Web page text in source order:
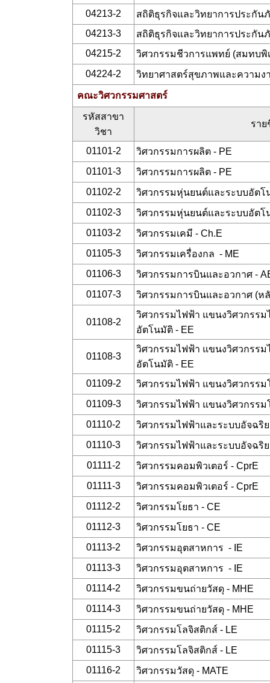
04213-2
สถิติธุรกิจและวิทยาการประกัน
04213-3
สถิติธุรกิจและวิทยาการประกัน
04215-2
วิศวกรรมชีวการแพทย์ (สมทบพิ
04224-2
วิทยาศาสตร์สุขภาพและความง
คณะวิศวกรรมศาสตร์
รหัสสาขา
วิชา
รา
01101-2
วิศวกรรมการผลิต - PE
01101-3
วิศวกรรมการผลิต - PE
01102-2
วิศวกรรมหุ่นยนต์และระบบอัตโ
01102-3
วิศวกรรมหุ่นยนต์และระบบอัตโ
01103-2
วิศวกรรมเคมี - Ch.E
01105-3
วิศวกรรมเครื่องกล - ME
01106-3
วิศวกรรมการบินและอวกาศ -
01107-3
วิศวกรรมการบินและอวกาศ (ห
01108-2
วิศวกรรมไฟฟ้า แขนงวิศวกรร
อัตโนมัติ - EE
01108-3
วิศวกรรมไฟฟ้า แขนงวิศวกรร
อัตโนมัติ - EE
01109-2
วิศวกรรมไฟฟ้า แขนงวิศวกรร
01109-3
วิศวกรรมไฟฟ้า แขนงวิศวกรร
01110-2
วิศวกรรมไฟฟ้าและระบบอัจฉริ
01110-3
วิศวกรรมไฟฟ้าและระบบอัจฉริ
01111-2
วิศวกรรมคอมพิวเตอร์ - CprE
01111-3
วิศวกรรมคอมพิวเตอร์ - CprE
01112-2
วิศวกรรมโยธา - CE
01112-3
วิศวกรรมโยธา - CE
01113-2
วิศวกรรมอุตสาหการ - IE
01113-3
วิศวกรรมอุตสาหการ - IE
01114-2
วิศวกรรมขนถ่ายวัสดุ - MHE
01114-3
วิศวกรรมขนถ่ายวัสดุ - MHE
01115-2
วิศวกรรมโลจิสติกส์ - LE
01115-3
วิศวกรรมโลจิสติกส์ - LE
01116-2
วิศวกรรมวัสดุ - MATE